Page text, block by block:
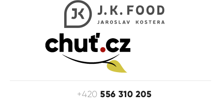
+420556 310 205